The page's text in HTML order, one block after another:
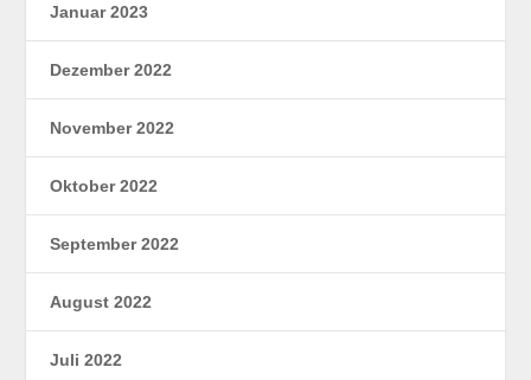
Januar 2023
Dezember 2022
November 2022
Oktober 2022
September 2022
August 2022
Juli 2022